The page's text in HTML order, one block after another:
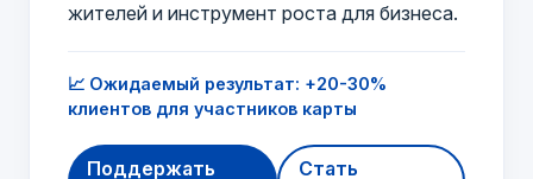
жителей и инструмент роста для бизнеса.
📈 Ожидаемый результат: +20-30%
клиентов для участников карты
Поддержать
Стать